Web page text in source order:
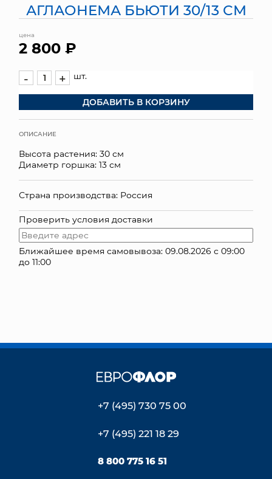
ЯЩИКИ
ПОДАРОЧНЫЕ КАРТЫ
ОПТОВЫМ КЛИЕНТАМ
ДОСТАВКА И ОПЛАТА
КОНТАКТЫ
АГЛАОНЕМА БЬЮТИ 30/13 СМ
цена
2 800 ₽
- + шт.
ДОБАВИТЬ В КОРЗИНУ
ОПИСАНИЕ
Высота растения: 30 см
Диаметр горшка: 13 см
Страна производства: Россия
Проверить условия доставки
Ближайшее время самовывоза: 09.08.2026 с 09:00
до 11:00
+7 (495) 730 75 00
+7 (495) 221 18 29
8 800 775 16 51